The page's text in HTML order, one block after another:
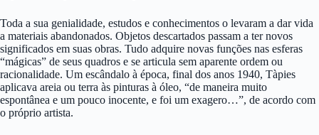
Toda a sua genialidade, estudos e conhecimentos o levaram a dar vida
a materiais abandonados. Objetos descartados passam a ter novos
significados em suas obras. Tudo adquire novas funções nas esferas
“mágicas” de seus quadros e se articula sem aparente ordem ou
racionalidade. Um escândalo à época, final dos anos 1940, Tàpies
aplicava areia ou terra às pinturas à óleo, “de maneira muito
espontânea e um pouco inocente, e foi um exagero…”, de acordo com
o próprio artista.